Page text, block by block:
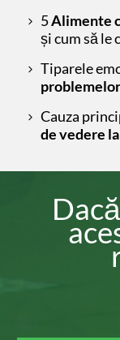
5Alimente
și cum să le
Tiparele
problemelor
Cauza
de vedere